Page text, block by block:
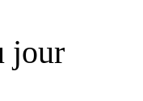
jour